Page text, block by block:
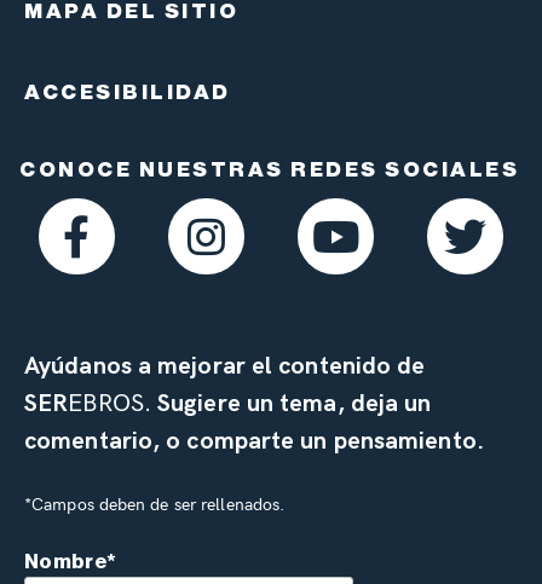
MAPA DEL SITIO
ACCESIBILIDAD
CONOCE NUESTRAS REDES SOCIALES
Ayúdanos a mejorar el contenido de
SEREBROS.Sugiere un tema, deja un
comentario, o comparte un pensamiento.
*Campos deben de ser rellenados.
Nombre*